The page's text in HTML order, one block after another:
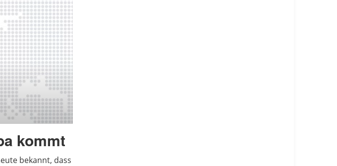
kommt
bekannt, dass